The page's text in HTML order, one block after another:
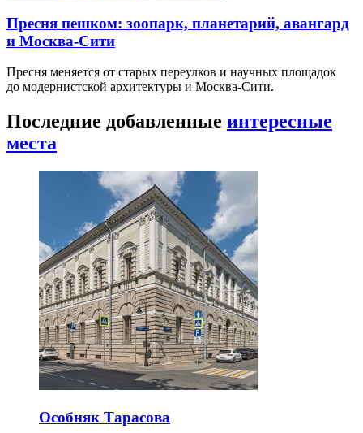
Пресня пешком: зоопарк, планетарий, авангард
и Москва-Сити
Пресня меняется от старых переулков и научных площадок
до модернистской архитектуры и Москва-Сити.
Последние добавленные интересные
места
Особняк Тарасова